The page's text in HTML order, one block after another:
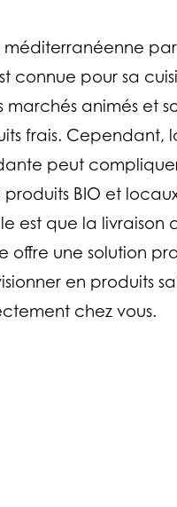
méditerranéenne par
connue pour sa
marchés animés et
frais. Cependant,
peut
BIO et
est que la livraison
offre une solution
en produits
chez vous.